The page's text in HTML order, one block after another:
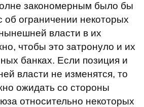
закономерным было бы
об ограничении некоторых
власти в их
чтобы это затронуло и их
банках. Если позиция и
власти не изменятся, то
ожидать со стороны
относительно некоторых